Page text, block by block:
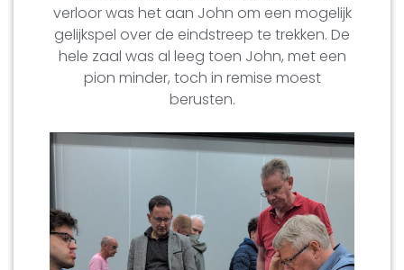
verloor was het aan John om een mogelijk
gelijkspel over de eindstreep te trekken. De
hele zaal was al leeg toen John, met een
pion minder, toch in remise moest
berusten.